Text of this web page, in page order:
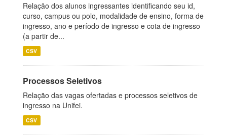
Relação dos alunos ingressantes identificando seu id,
curso, campus ou polo, modalidade de ensino, forma de
ingresso, ano e período de ingresso e cota de ingresso
(a partir de...
CSV
Processos Seletivos
Relação das vagas ofertadas e processos seletivos de
ingresso na Unifei.
CSV